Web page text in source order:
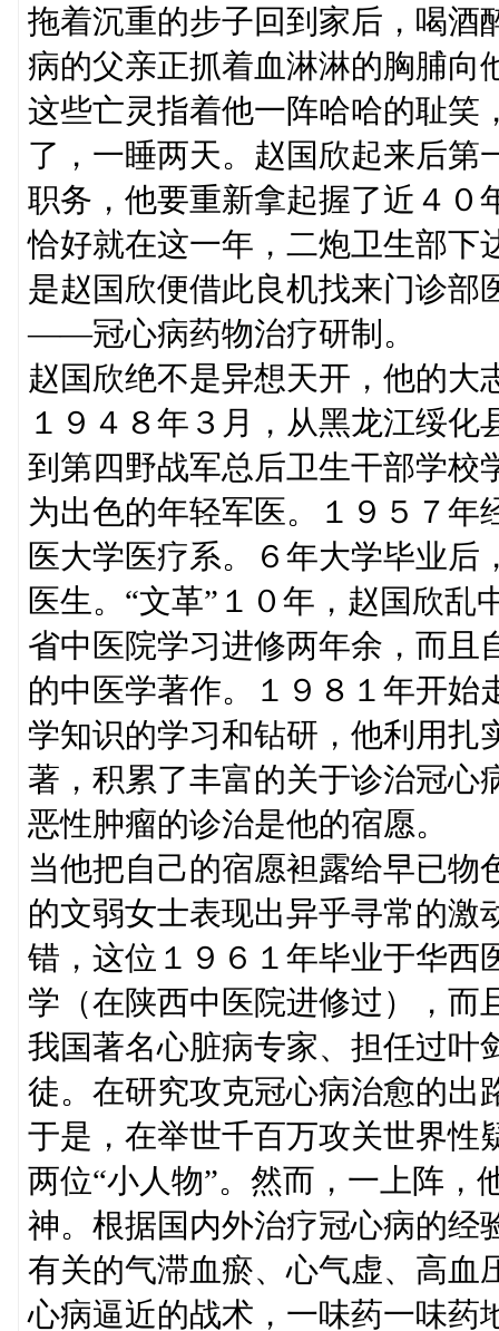
拖着沉重的步子回到家后，喝酒
病的父亲正抓着血淋淋的胸脯向
这些亡灵指着他一阵哈哈的耻
了，一睡两天。赵国欣起来后第
职务，他要重新拿起握了近４０
恰好就在这一年，二炮卫生部下
是赵国欣便借此良机找来门诊部
——冠心病药物治疗研制。
赵国欣绝不是异想天开，他的大
１９４８年３月，从黑龙江绥
到第四野战军总后卫生干部学校
为出色的年轻军医。１９５７年
医大学医疗系。６年大学毕业
医生。“文革”１０年，赵国欣
省中医院学习进修两年余，而且
的中医学著作。１９８１年开始
学知识的学习和钻研，他利用扎
著，积累了丰富的关于诊治冠心
恶性肿瘤的诊治是他的宿愿。
当他把自己的宿愿袒露给早已物
的文弱女士表现出异乎寻常的激
错，这位１９６１年毕业于华西
学（在陕西中医院进修过），而
我国著名心脏病专家、担任过叶
徒。在研究攻克冠心病治愈的出
于是，在举世千百万攻关世界性
两位“小人物”。然而，一上阵，
神。根据国内外治疗冠心病的经
有关的气滞血瘀、心气虚、高血
心病逼近的战术，一味药一味药